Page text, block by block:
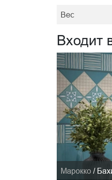
Вес
Входит
Марокко /